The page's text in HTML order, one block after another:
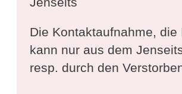
Die Kontaktaufnahme, die
kann nur aus dem
resp. durch den